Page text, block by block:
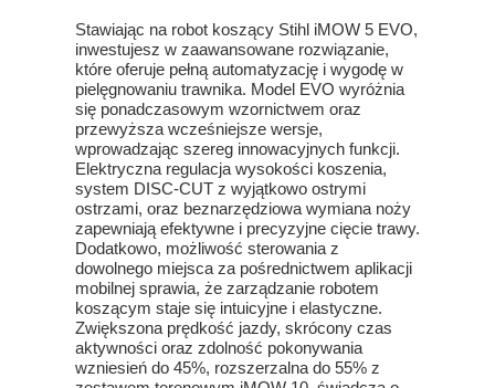
Stawiając na robot koszący Stihl iMOW 5 EVO,
inwestujesz w zaawansowane rozwiązanie,
które oferuje pełną automatyzację i wygodę w
pielęgnowaniu trawnika. Model EVO wyróżnia
się ponadczasowym wzornictwem oraz
przewyższa wcześniejsze wersje,
wprowadzając szereg innowacyjnych funkcji.
Elektryczna regulacja wysokości koszenia,
system DISC-CUT z wyjątkowo ostrymi
ostrzami, oraz beznarzędziowa wymiana noży
zapewniają efektywne i precyzyjne cięcie trawy.
Dodatkowo, możliwość sterowania z
dowolnego miejsca za pośrednictwem aplikacji
mobilnej sprawia, że zarządzanie robotem
koszącym staje się intuicyjne i elastyczne.
Zwiększona prędkość jazdy, skrócony czas
aktywności oraz zdolność pokonywania
wzniesień do 45%, rozszerzalna do 55% z